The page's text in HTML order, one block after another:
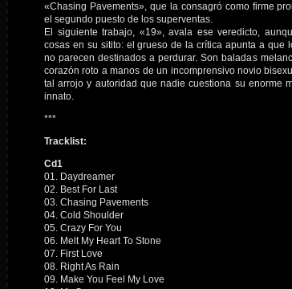
«Chasing Pavements», que la consagró como firme
el segundo puesto de los superventas.
El siguiente trabajo, «19», avala ese veredicto,
cosas en su sitito: el grueso de la crítica apunta a que
no parecen destinados a perdurar. Son baladas
corazón roto a manos de un incomprensivo novio
tal arrojo y autoridad que nadie cuestiona su enorme
innato.
***
Tracklist:
Cd1
01. Daydreamer
02. Best For Last
03. Chasing Pavements
04. Cold Shoulder
05. Crazy For You
06. Melt My Heart To Stone
07. First Love
08. Right As Rain
09. Make You Feel My Love